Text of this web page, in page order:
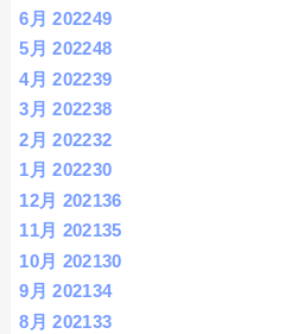
6月 202249
5月 202248
4月 202239
3月 202238
2月 202232
1月 202230
12月 202136
11月 202135
10月 202130
9月 202134
8月 202133